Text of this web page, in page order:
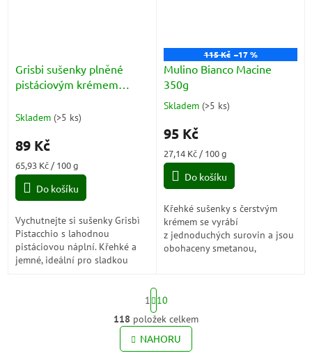
Grisbi sušenky plněné
pistáciovým krémem
Skladem (>5 ks)
89 Kč
Měrná
cena:
65,93 Kč / 100 g
Do košíku
Vychutnejte si sušenky Grisbì
Pistacchio s lahodnou
pistáciovou náplní. Křehké a
jemné, ideální pro sladkou
115 Kč –17 %
Mulino Bianco Macine
350g
Průměrné
produktu
5,0
5
Skladem (>5 ks)
95 Kč
Měrná
cena:
27,14 Kč / 100 g
Do košíku
Křehké sušenky s čerstvým
krémem se vyrábí
z jednoduchých surovin a jsou
obohaceny smetanou,
O
v
l
S
t
r
á
n
k
1
10
118 položek celkem
NAHORU